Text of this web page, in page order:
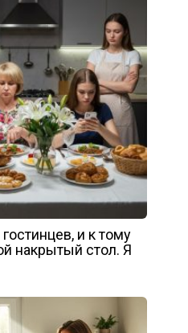
и к тому
накрытый стол. Я